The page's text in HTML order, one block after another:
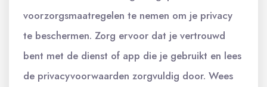
voorzorgsmaatregelen te nemen om je privacy
te beschermen. Zorg ervoor dat je vertrouwd
bent met de dienst of app die je gebruikt en lees
de privacyvoorwaarden zorgvuldig door. Wees